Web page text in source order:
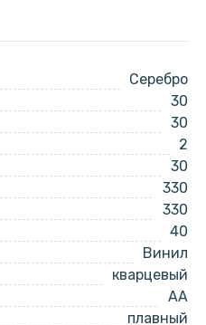
Серебро
30
30
2
30
330
330
40
Винил
кварцевый
AA
плавный